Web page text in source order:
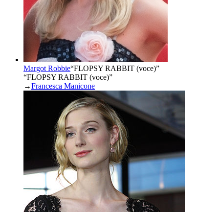
Margot Robbie“FLOPSY RABBIT (voce)”
“FLOPSY RABBIT (voce)”
→Francesca Manicone